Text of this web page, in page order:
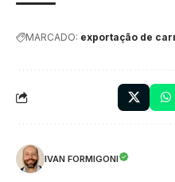
MARCADO: exportação de
IVAN FORMIGONI